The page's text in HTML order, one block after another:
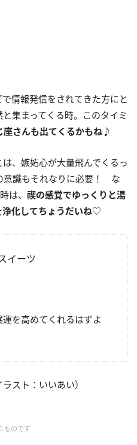
で情報発信をされてきた方にと
集まってくる時。このタイミ
さんも出てくるかもね ♪
、嫉妬心が大量飛んでくるっ
意識もそれなりに必要！ な
は、 禊の感覚でゆっくりと湯
化してちょうだいね♡
イーツ
を高めてくれるはずよ
スト：いいあい）
ものです